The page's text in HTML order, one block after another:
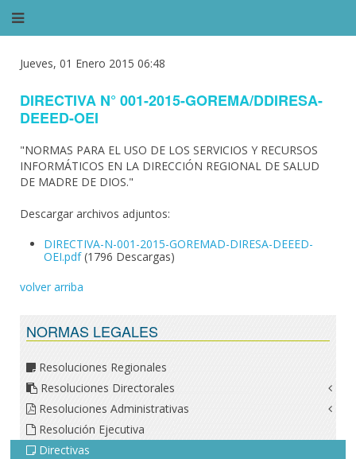
Jueves, 01 Enero 2015 06:48
DIRECTIVA N° 001-2015-GOREMA/DDIRESA-
DEEED-OEI
"NORMAS PARA EL USO DE LOS SERVICIOS Y RECURSOS
INFORMÁTICOS EN LA DIRECCIÓN REGIONAL DE SALUD
DE MADRE DE DIOS."
Descargar archivos adjuntos:
DIRECTIVA-N-001-2015-GOREMAD-DIRESA-DEEED-
OEI.pdf (1796 Descargas)
volver arriba
NORMAS LEGALES
Resoluciones Regionales
Resoluciones Directorales
Resoluciones Administrativas
Resolución Ejecutiva
Directivas